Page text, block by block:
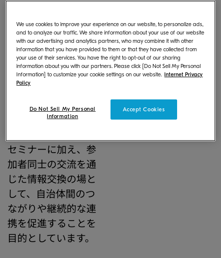
る「第1回自治体DX
支援展 in 関西」に出
展いたします。
本展示会は、地方自
治体におけるデジタ
ル化・DXの推進に向
けた取り組みや課題
について共有するイ
セミナーに加え、参
加者同士の交流を通
じた情報交換の場と
して、自治体間のつ
ながりや継続的な連
携を促進することを
目的としています。
We use cookies to improve your experience on our website, to personalize ads,
and to analyze our traffic. We share information about your use of our website
with our advertising and analytics partners, who may combine it with other
information that you have provided to them or that they have collected from
your use of their services. You have the right to opt-out of our sharing
information about you with our partners. Please click [Do Not Sell My Personal
Information] to customize your cookie settings on our website.
Internet Privacy
Policy
Accept Cookies
Do Not Sell My Personal
Information